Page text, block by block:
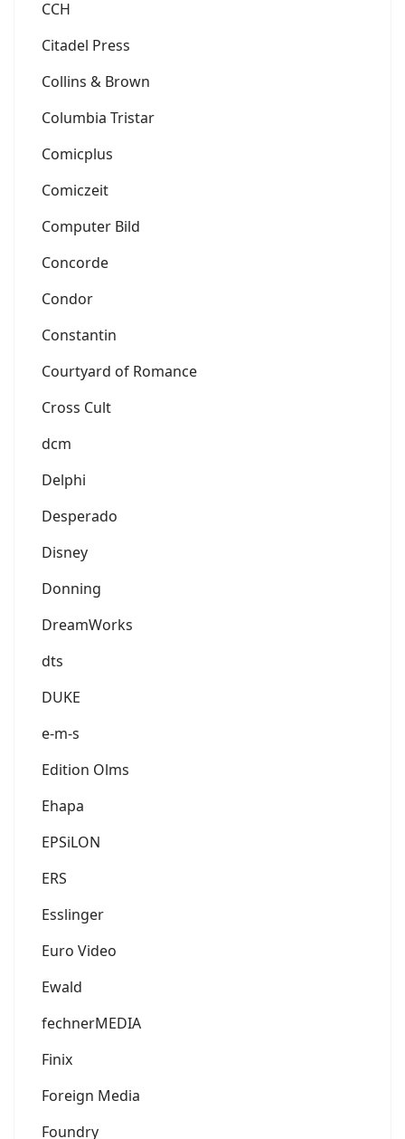
CCH
Citadel Press
Collins & Brown
Columbia Tristar
Comicplus
Comiczeit
Computer Bild
Concorde
Condor
Constantin
Courtyard of Romance
Cross Cult
dcm
Delphi
Desperado
Disney
Donning
DreamWorks
dts
DUKE
e-m-s
Edition Olms
Ehapa
EPSiLON
ERS
Esslinger
Euro Video
Ewald
fechnerMEDIA
Finix
Foreign Media
Foundry